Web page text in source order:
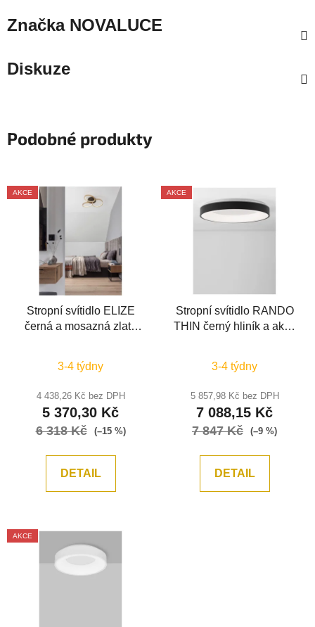
ZnačkaNOVALUCE
Diskuze
Podobné produkty
AKCE
Stropní svítidlo ELIZE
černá a mosazná zlatá
stmívatelné - NOVA
3-4 týdny
4 438,26 Kč bez DPH
5 370,30 Kč
6 318 Kč (–15 %)
DETAIL
AKCE
Stropní svítidlo RANDO
THIN černý hliník a akryl
NOVA LUCE
3-4 týdny
5 857,98 Kč bez DPH
7 088,15 Kč
7 847 Kč (–9 %)
DETAIL
AKCE